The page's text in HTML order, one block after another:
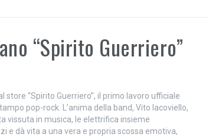
“Spirito Guerriero”
store “Spirito Guerriero”, il primo lavoro ufficiale
pop-rock. L’anima della band, Vito Iacoviello,
vissuta in musica, le elettrifica insieme
e dà vita a una vera e propria scossa emotiva,